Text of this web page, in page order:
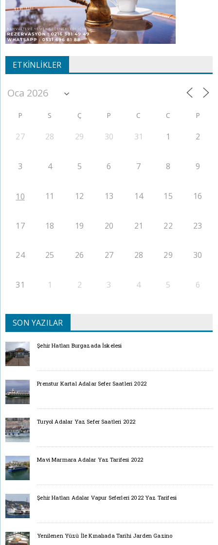
ETKINLIKLER
P S Ç P C C P
27 28 29 30 31 1 2
3 4 5 6 7 8 9
10 11 12 13 14 15 16
17 18 19 20 21 22 23
24 25 26 27 28 29 30
31 1 2 3 4 5 6
SON YAZILAR
Şehir Hatları Burgazada İskelesi
Prenstur Kartal Adalar Sefer Saatleri 2022
Turyol Adalar Yaz Sefer Saatleri 2022
Mavi Marmara Adalar Yaz Tarifesi 2022
Şehir Hatları Adalar Vapur Seferleri 2022 Yaz Tarifesi
Yenilenen Yüzü İle Kınalıada Tarihi Jarden Gazino